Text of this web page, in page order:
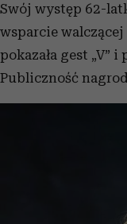
Swój występ 62-
wsparcie
pokazała gest „V” i
Publiczność